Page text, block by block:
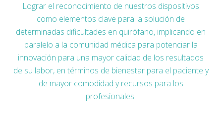
Lograr el reconocimiento de nuestros dispositivos
como elementos clave para la solución de
determinadas dificultades en quirófano, implicando en
paralelo a la comunidad médica para potenciar la
innovación para una mayor calidad de los resultados
de su labor, en términos de bienestar para el paciente y
de mayor comodidad y recursos para los
profesionales.